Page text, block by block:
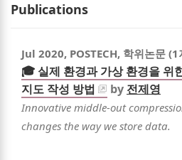
Publications
Jul 2020, POSTECH, 학위논문
🎓 실제 환경과 가상 환경을 위
지도 작성 방법
by 전제영
Innovative middle-out
changes the way we store data.